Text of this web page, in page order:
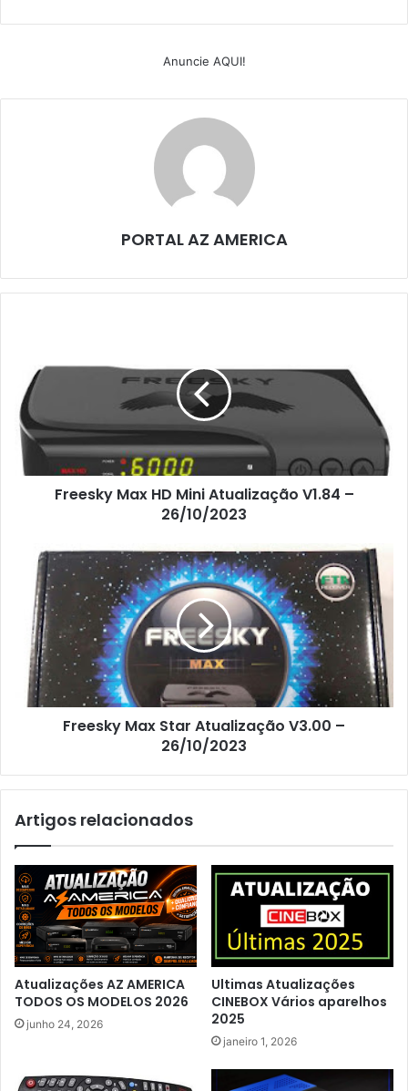
Anuncie AQUI!
PORTAL AZ AMERICA
Freesky Max HD Mini Atualização V1.84 –
26/10/2023
Freesky Max Star Atualização V3.00 –
26/10/2023
Artigos relacionados
Atualizações AZ AMERICA
TODOS OS MODELOS 2026
junho 24, 2026
Ultimas Atualizações
CINEBOX Vários aparelhos
2025
janeiro 1, 2026